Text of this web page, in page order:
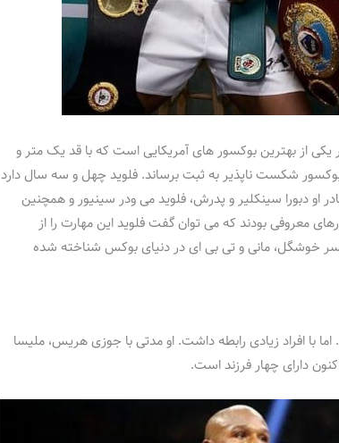
یکی از بهترین بوکسور های آمریکایی است که با قد یک متر و
شکست ناپذیر به ثبت برساند. فلوید چهل و سه سال دارد
او دبورا سینکلیر و پدرش، فلوید می ودر سینیور و همچنین
معروفی بودند که می توان گفت فلوید این مهارت را از
خوشگل، مانی و تی بی ای در دنیای بوکس شناخته شده
با افراد زیادی رابطه داشت. او مدتی با جوزی هریس، ملیسا
دارای چهار فرزند است.